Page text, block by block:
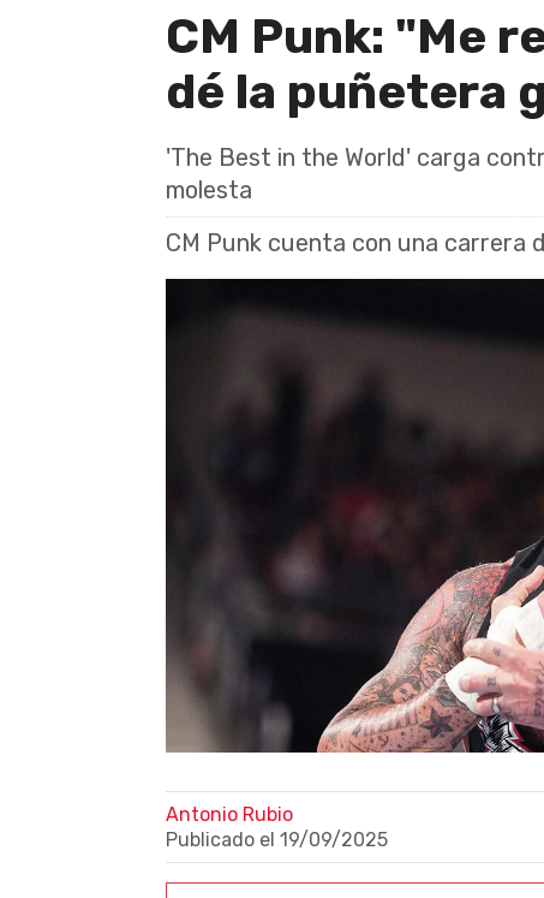
CM Punk: "Me
dé la puñetera
'The Best in the World' carga
molesta
CM Punk cuenta con una carrera
Antonio Rubio
Publicado el 19/09/2025